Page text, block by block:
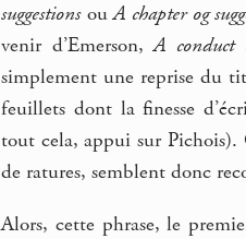
suggestionsouA chapter og
venir d’Emerson,A
simplement une reprise du
feuillets dont la finesse
tout cela, appui sur
de ratures, semblent donc
Alors, cette phrase, le